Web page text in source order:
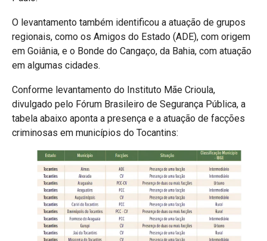
O levantamento também identificou a atuação de grupos
regionais, como os Amigos do Estado (ADE), com origem
em Goiânia, e o Bonde do Cangaço, da Bahia, com atuação
em algumas cidades.
Conforme levantamento do Instituto Mãe Crioula,
divulgado pelo Fórum Brasileiro de Segurança Pública, a
tabela abaixo aponta a presença e a atuação de facções
criminosas em municípios do Tocantins: